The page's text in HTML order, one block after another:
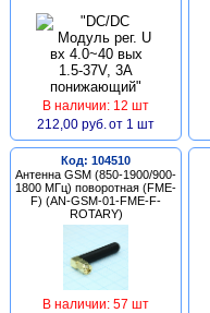
В наличии: 12 шт
212,00 руб. от 1 шт
Код: 104510
Антенна GSM (850-1900/900-
1800 МГц) поворотная (FME-
F) (AN-GSM-01-FME-F-
ROTARY)
В наличии: 57 шт